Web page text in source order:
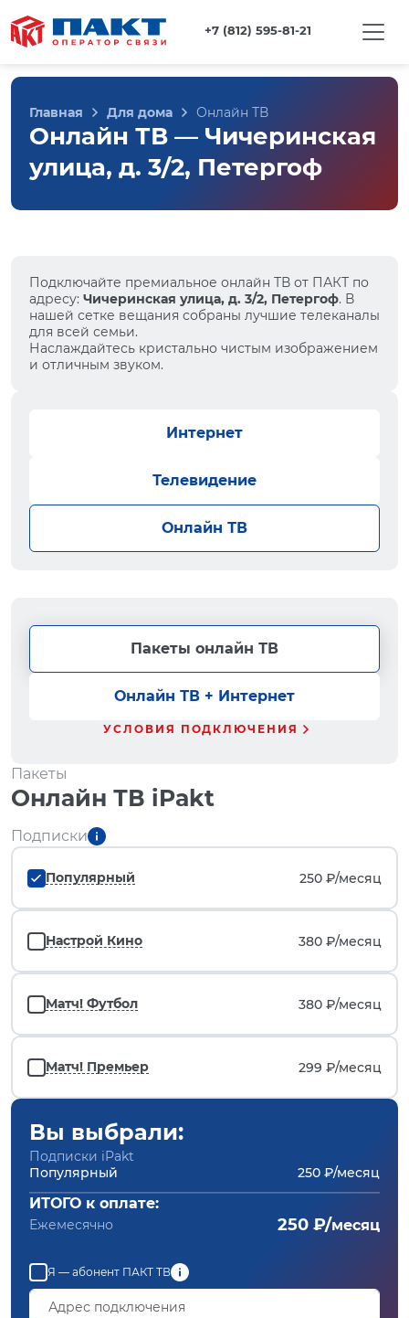
+7 (812) 595-81-21
Главная Для дома Онлайн ТВ
Онлайн ТВ — Чичеринская
улица, д. 3/2, Петергоф
Подключайте премиальное онлайн ТВ от ПАКТ по
адресу: Чичеринская улица, д. 3/2, Петергоф. В
нашей сетке вещания собраны лучшие телеканалы
для всей семьи.
Наслаждайтесь кристально чистым изображением
и отличным звуком.
Интернет
Телевидение
Онлайн ТВ
Пакеты онлайн ТВ
Онлайн ТВ + Интернет
УСЛОВИЯ ПОДКЛЮЧЕНИЯ
Пакеты
Онлайн ТВ iPakt
Подписки
Популярный 250 ₽/месяц
Настрой Кино 380 ₽/месяц
Матч! Футбол 380 ₽/месяц
Матч! Премьер 299 ₽/месяц
Вы выбрали:
Подписки iPakt
Популярный
250 ₽/месяц
ИТОГО к оплате:
Ежемесячно 250 ₽/месяц
Я — абонент ПАКТ ТВ